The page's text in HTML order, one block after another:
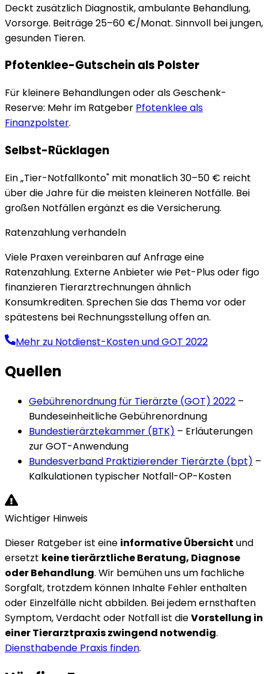
Deckt zusätzlich Diagnostik, ambulante Behandlung,
Vorsorge. Beiträge 25–60 €/Monat. Sinnvoll bei jungen,
gesunden Tieren.
Pfotenklee-Gutschein als Polster
Für kleinere Behandlungen oder als Geschenk-
Reserve: Mehr im Ratgeber Pfotenklee als
Finanzpolster.
Selbst-Rücklagen
Ein „Tier-Notfallkonto" mit monatlich 30–50 € reicht
über die Jahre für die meisten kleineren Notfälle. Bei
großen Notfällen ergänzt es die Versicherung.
Ratenzahlung verhandeln
Viele Praxen vereinbaren auf Anfrage eine
Ratenzahlung. Externe Anbieter wie Pet-Plus oder figo
finanzieren Tierarztrechnungen ähnlich
Konsumkrediten. Sprechen Sie das Thema vor oder
spätestens bei Rechnungsstellung offen an.
Mehr zu Notdienst-Kosten und GOT 2022
Quellen
Gebührenordnung für Tierärzte (GOT) 2022 –
Bundeseinheitliche Gebührenordnung
Bundestierärztekammer (BTK) – Erläuterungen
zur GOT-Anwendung
Bundesverband Praktizierender Tierärzte (bpt) –
Kalkulationen typischer Notfall-OP-Kosten
Wichtiger Hinweis
Dieser Ratgeber ist eine informative Übersicht und
ersetzt keine tierärztliche Beratung, Diagnose
oder Behandlung. Wir bemühen uns um fachliche
Sorgfalt, trotzdem können Inhalte Fehler enthalten
oder Einzelfälle nicht abbilden. Bei jedem ernsthaften
Symptom, Verdacht oder Notfall ist dieVorstellung in
einer Tierarztpraxis zwingend notwendig.
Diensthabende Praxis finden.